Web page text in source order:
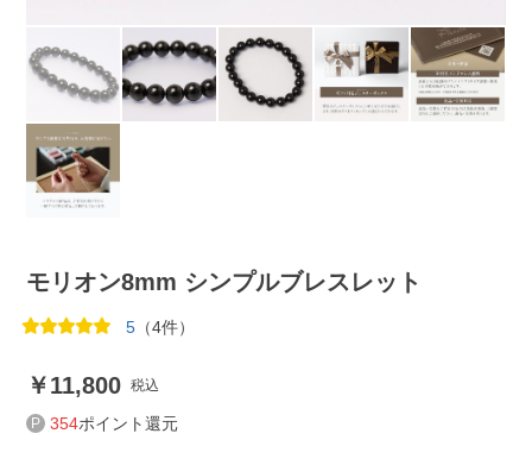
モリオン8mm シンプルブレスレット
5 （4件）
11,800 税込
354ポイント還元